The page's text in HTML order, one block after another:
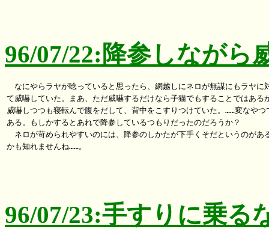
96/07/22:降参しながら
なにやらラヤが唸っていると思ったら、網越しにネロが無謀にもラヤに
て威嚇していた。まあ、ただ威嚇するだけなら子猫でもすることではある
威嚇しつつも寝転んで腹をだして、背中をこすりつけていた。……変なやつ
ある。もしかするとあれで降参しているつもりだったのだろうか？
ネロが苛められやすいのには、降参のしかたが下手くそだというのがあ
かも知れませんね……。
96/07/23:手すりに乗る